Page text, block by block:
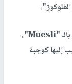
وحذرت من الحبوب النيئة أو المطبوخة أوما يسمى بالـ "Muesli"،
إليها كوجبة